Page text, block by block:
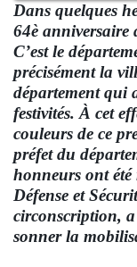
Dans quelques
64è anniversaire
C’est le
précisément la
département qui
festivités. À cet
couleurs de ce
préfet du
honneurs ont été
Défense et
circonscription,
sonner la